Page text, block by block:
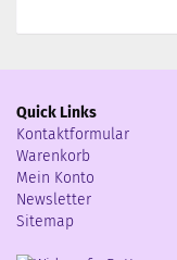
Quick Links
Kontaktformular
Warenkorb
Mein Konto
Newsletter
Sitemap